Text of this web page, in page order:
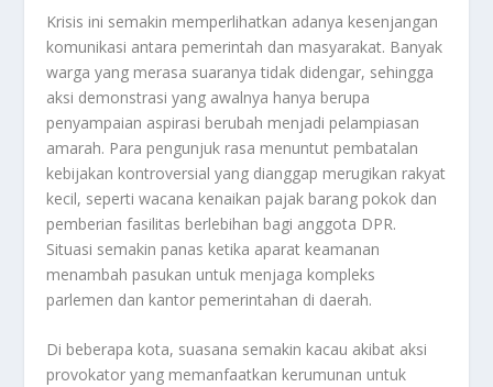
Krisis ini semakin memperlihatkan adanya kesenjangan
komunikasi antara pemerintah dan masyarakat. Banyak
warga yang merasa suaranya tidak didengar, sehingga
aksi demonstrasi yang awalnya hanya berupa
penyampaian aspirasi berubah menjadi pelampiasan
amarah. Para pengunjuk rasa menuntut pembatalan
kebijakan kontroversial yang dianggap merugikan rakyat
kecil, seperti wacana kenaikan pajak barang pokok dan
pemberian fasilitas berlebihan bagi anggota DPR.
Situasi semakin panas ketika aparat keamanan
menambah pasukan untuk menjaga kompleks
parlemen dan kantor pemerintahan di daerah.
Di beberapa kota, suasana semakin kacau akibat aksi
provokator yang memanfaatkan kerumunan untuk